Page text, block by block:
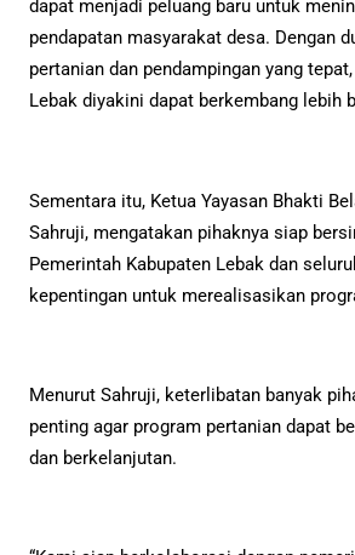
dapat menjadi peluang baru untuk
pendapatan masyarakat desa. Dengan
pertanian dan pendampingan yang
Lebak diyakini dapat berkembang lebih
Sementara itu, Ketua Yayasan Bhakti
Sahruji, mengatakan pihaknya siap
Pemerintah Kabupaten Lebak dan
kepentingan untuk merealisasikan
Menurut Sahruji, keterlibatan banyak
penting agar program pertanian dapat
dan berkelanjutan.